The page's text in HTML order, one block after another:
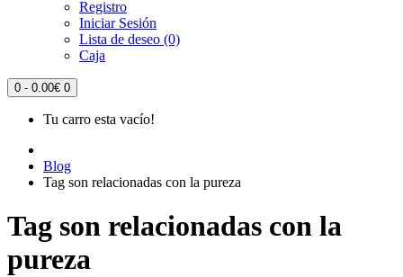
Registro
Iniciar Sesión
Lista de deseo (0)
Caja
0 - 0.00€ 0
Tu carro esta vacío!
Blog
Tag son relacionadas con la pureza
Tag son relacionadas con la
pureza